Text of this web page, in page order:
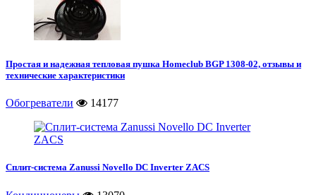
Простая и надежная тепловая пушка Homeclub BGP 1308-02, отзывы и
технические характеристики
Обогреватели 14177
Сплит-система Zanussi Novello DC Inverter ZACS